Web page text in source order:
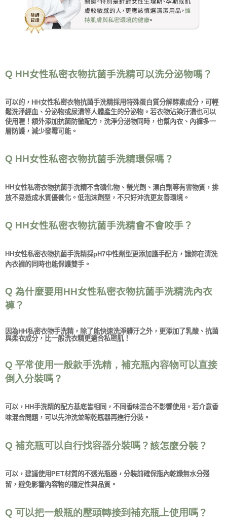
Q HH女性私密衣物抗菌手洗精可以洗分泌物嗎？
可以的， HH女性私密衣物抗菌手洗精採用特殊蛋白質分解酵素成分，可輕
鬆洗淨經血、分泌物或尿漬等人體產生的分泌物。若衣物沾染汙漬也可以
使用喔！額外添加抗菌防黴配方，洗淨分泌物同時，也幫內衣、內褲多一
層防護，減少發霉可能。
Q HH女性私密衣物抗菌手洗精環保嗎？
HH女性私密衣物抗菌手洗精不含磷化物、螢光劑、漂白劑等有害物質，排
放不易造成水質優養化。低泡沫劑型，不只好沖洗更友善環境。
Q HH女性私密衣物抗菌手洗精會不會咬手？
HH女性私密衣物抗菌手洗精採pH7中性劑型更添加護手配方，讓妳在清洗
內衣褲的同時也能保護雙手。
Q 為什麼要用 HH女性私密衣物抗菌手洗精洗內衣
褲？
因為HH私密衣物手洗精，除了能快速洗淨髒汙之外，更添加了乳酸、抗菌
與柔衣成分，比一般洗衣精更適合私密肌！
Q 平常使用一般款手洗精，補充瓶內容物可以直接
倒入分裝嗎？
可以， HH手洗精的配方基底皆相同，不同香味混合不影響使用。若介意香
味混合問題，可以先沖洗並晾乾瓶器再進行分裝。
Q 補充瓶可以自行找容器分裝嗎 ？該怎麼分裝？
可以，建議使用PET材質的不透光瓶器，分裝前確保瓶內乾燥無水分殘
留，避免影響內容物的穩定性與品質。
Q 可以把一般瓶的壓頭轉接到補充瓶上使用嗎 ？